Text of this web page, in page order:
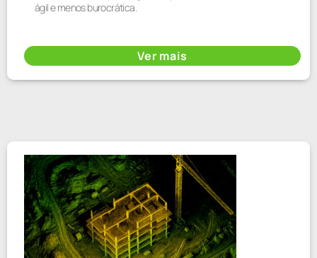
ágil e menos burocrática.
Ver mais